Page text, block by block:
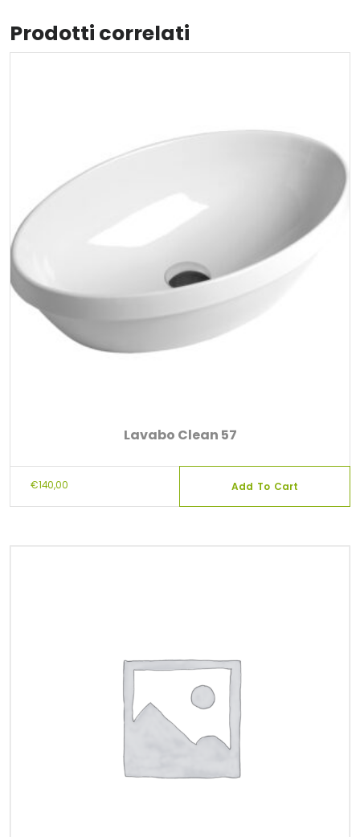
Prodotti correlati
Lavabo Clean 57
€140,00 Add To Cart